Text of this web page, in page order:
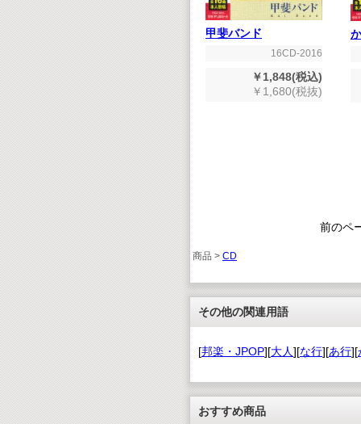
甲斐バンド
16CD-2016
￥1,848(税込)
￥1,680(税抜)
前のペ
商品 > CD
その他の関連用語
[邦楽・JPOP][大人][な行][あ行][
おすすめ商品